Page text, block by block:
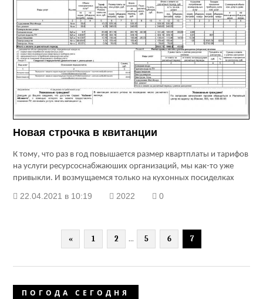
Новая строчка в квитанции
К тому, что раз в год повышается размер квартплаты и тарифов
на услуги ресурсоснабжаюших организаций, мы как-то уже
привыкли. И возмущаемся только на кухонных посиделках
22.04.2021 в 10:19 2022 0
« 1 2 ... 5 6 7
ПОГОДА СЕГОДНЯ